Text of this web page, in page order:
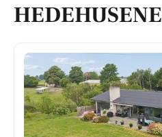
HEDEHUSENE